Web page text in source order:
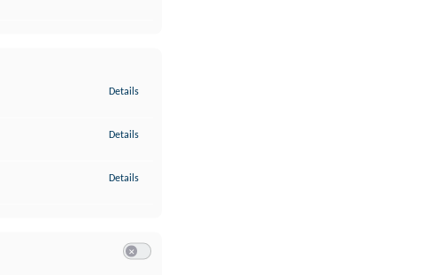
Details
Details
Details